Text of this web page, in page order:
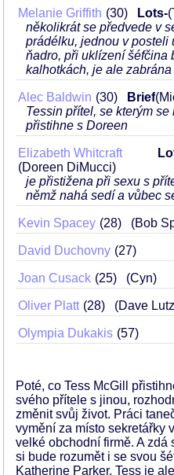
Melanie Griffith 30 Lots-
několikrát se předvede v
prádélku, jednou v posteli
ňadro, při uklízení šéfčina
kalhotkách, je ale
Alec Baldwin 30 Brief
Tessin přítel, se kterým
přistihne s Doreen
Elizabeth Whitcraft
(Doreen DiMucci)
je přistižena při sexu s
němž nahá sedí a vůbec
Kevin Spacey 28 (Bob
David Duchovny 27
Joan Cusack 25 (Cyn)
Oliver Platt 28 (Dave
Olympia Dukakis 57
Poté, co Tess McGill
svého přítele s jinou,
změnit svůj život. Práci
vymění za místo sekretářky
velké obchodní firmě. A zdá
si bude rozumět i se svou
Katherine Parker. Tess je ale